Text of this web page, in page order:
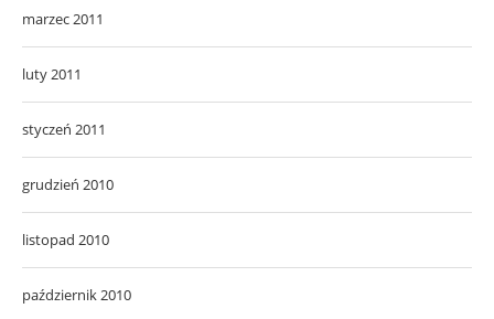
marzec 2011
luty 2011
styczeń 2011
grudzień 2010
listopad 2010
październik 2010